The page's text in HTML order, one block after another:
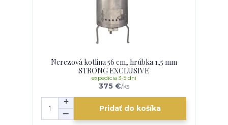
Nerezová kotlina 56 cm, hrúbka 1,5 mm
STRONG EXCLUSIVE
375 €/ks
expedícia 3-5 dní
Pridať do košíka